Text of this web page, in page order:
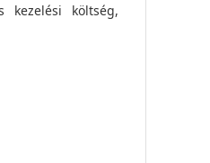
kezelési költség,